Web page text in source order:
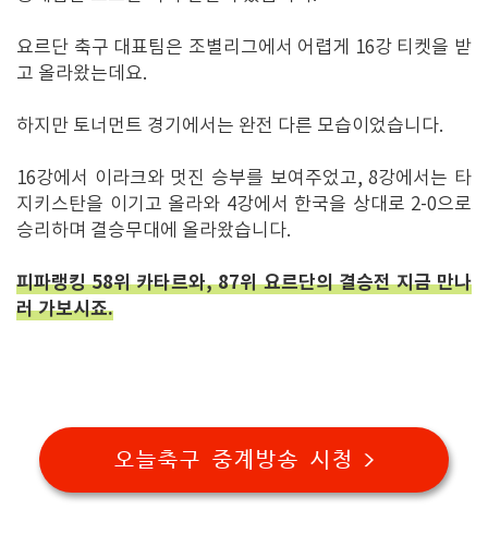
요르단 축구 대표팀은 조별리그에서 어렵게 16강 티켓을 받
고 올라왔는데요.
하지만 토너먼트 경기에서는 완전 다른 모습이었습니다.
16강에서 이라크와 멋진 승부를 보여주었고, 8강에서는 타
지키스탄을 이기고 올라와 4강에서 한국을 상대로 2-0으로
승리하며 결승무대에 올라왔습니다.
피파랭킹 58위 카타르와, 87위 요르단의 결승전 지금 만나
러 가보시죠.
오늘축구 중계방송 시청 >